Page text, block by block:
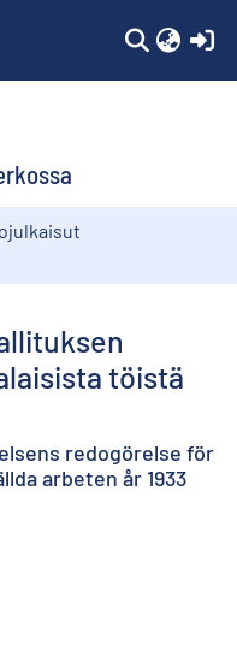
töistä
redogörelse för
arbeten år 1933